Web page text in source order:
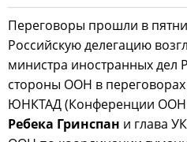
Переговоры прошли в
Российскую делегацию
министра иностранных дел
стороны ООН в переговорах
ЮНКТАД (Конференции ООН
Ребека Гринспан и глава